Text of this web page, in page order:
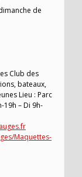
de
Club des
bateaux,
Lieu : Parc
19h – Di 9h-
Maquettes-